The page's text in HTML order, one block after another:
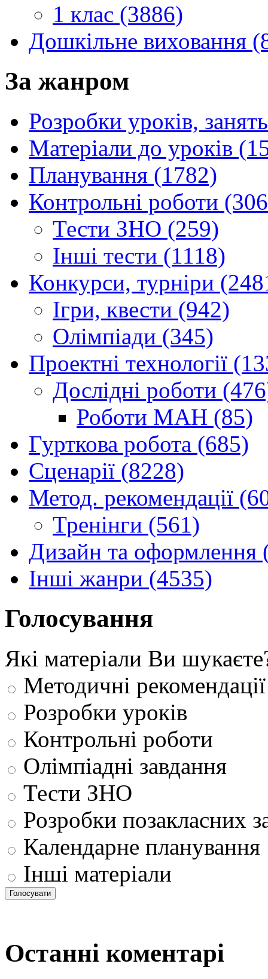
1 клас (3886)
Дошкільне виховання
За жанром
Розробки уроків,
Матеріали до уроків
Планування (1782)
Контрольні роботи
Тести ЗНО (259)
Інші тести (1118)
Конкурси, турніри
Ігри, квести (942)
Олімпіади (345)
Проектні технології
Дослідні роботи
Роботи МАН (85)
Гурткова робота (685)
Сценарії (8228)
Метод. рекомендації
Тренінги (561)
Дизайн та оформлення
Інші жанри (4535)
Голосування
Які матеріали Ви
Методичні рекомендації
Розробки уроків
Контрольні роботи
Олімпіадні завдання
Тести ЗНО
Розробки позакласних
Календарне планування
Інші матеріали
Останні коментарі